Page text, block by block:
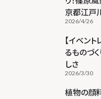
京都江戸
2026/4/26
【イベン
るものづ
しさ
2026/3/30
植物の顔